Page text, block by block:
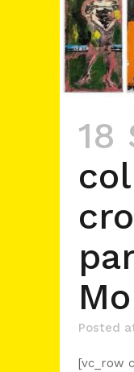
18
Posted
[vc_row